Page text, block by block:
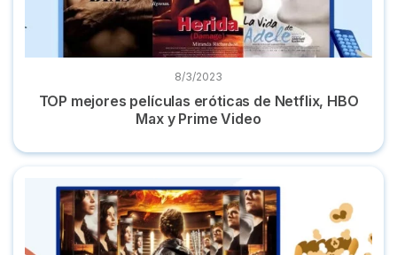
8/3/2023
TOP mejores películas eróticas de Netflix, HBO
Max y Prime Video
Dónde ver 'Los Juegos del Hambre': la saga completa